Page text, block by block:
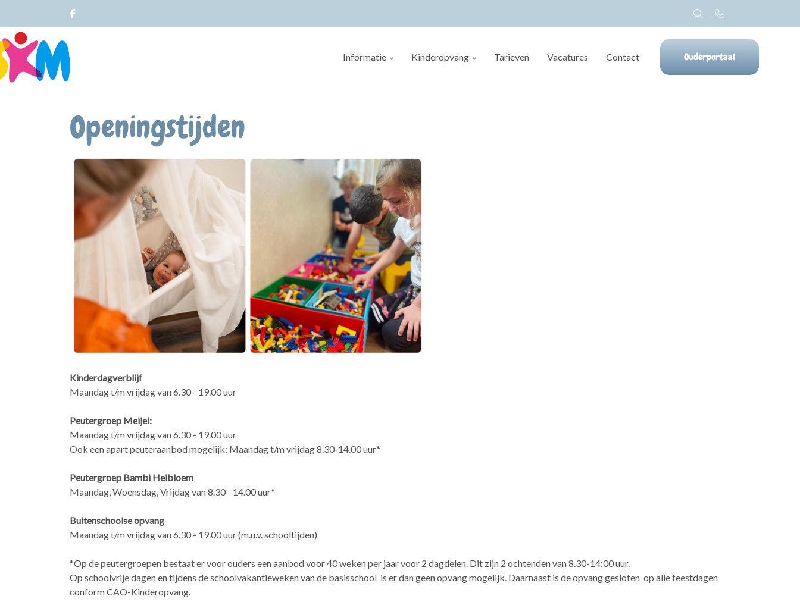
Informatie Kinderopvang Tarieven Vacatures Contact Ouderportaal
Openingstijden
Kinderdagverblijf
Maandag t/m vrijdag van 6.30 - 19.00 uur
Peutergroep Meijel:
Maandag t/m vrijdag van 6.30 - 19.00 uur
Ook een apart peuteraanbod mogelijk: Maandag t/m vrijdag 8.30-14.00 uur*
Peutergroep Bambi Heibloem
Maandag, Woensdag, Vrijdag van 8.30 - 14.00 uur*
Buitenschoolse opvang
Maandag t/m vrijdag van 6.30 - 19.00 uur (m.u.v. schooltijden)
*Op de peutergroepen bestaat er voor ouders een aanbod voor 40 weken per jaar voor 2 dagdelen. Dit zijn 2 ochtenden van 8.30-14:00 uur.
Op schoolvrije dagen en tijdens de schoolvakantieweken van de basisschool is er dan geen opvang mogelijk. Daarnaast is de opvang gesloten op alle feestdagen
conform CAO-Kinderopvang.